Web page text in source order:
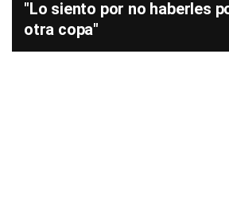
"Lo siento por no haberles
otra copa"